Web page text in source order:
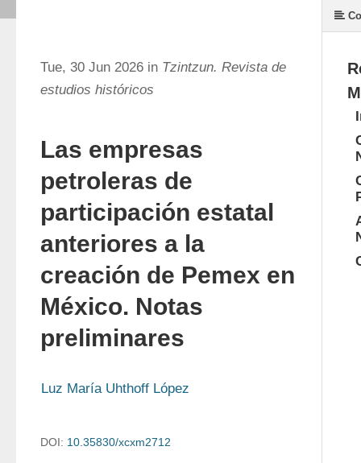
Tue, 30 Jun 2026 in Tzintzun. Revista de
estudios históricos
Las empresas
petroleras de
participación estatal
anteriores a la
creación de Pemex en
México. Notas
preliminares
Luz María Uhthoff López
DOI: 10.35830/xcxm2712